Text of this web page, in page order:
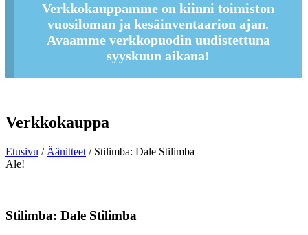
Verkkokauppamme on kiinni toimiston
vuosiloman ja kesäinventaarion ajan.
Avaamme verkkopuodin uudistettuna
syyskuun aikana!
Verkkokauppa
Etusivu / Äänitteet / Stilimba: Dale Stilimba
Ale!
Stilimba: Dale Stilimba